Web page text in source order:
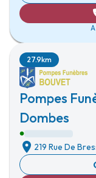
Pompes
Dombes
27.9km
219 Rue De